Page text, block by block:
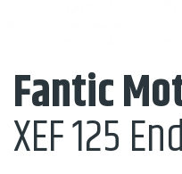
Fantic
XEF 125